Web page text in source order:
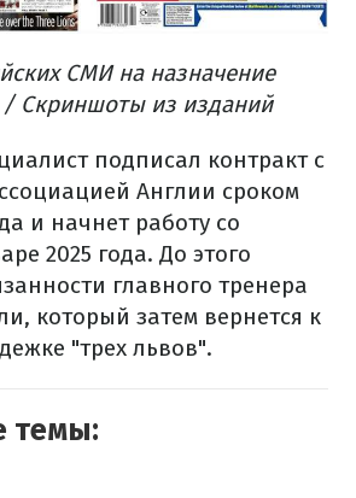
СМИ на назначение
/ Скриншоты из изданий
подписал контракт с
Англии сроком
и начнет работу со
2025 года. До этого
главного тренера
который затем вернется к
"трех львов".
темы: